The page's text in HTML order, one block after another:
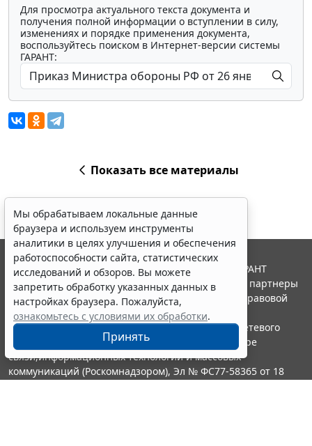
Для просмотра актуального текста документа и
получения полной информации о вступлении в силу,
изменениях и порядке применения документа,
воспользуйтесь поиском в Интернет-версии системы
ГАРАНТ:
Показать все материалы
Мы обрабатываем локальные данные
браузера и используем инструменты
аналитики в целях улучшения и обеспечения
работоспособности сайта, статистических
исследований и обзоров. Вы можете
запретить обработку указанных данных в
настройках браузера. Пожалуйста,
ознакомьтесь с условиями их обработки.
Принять
© ООО "НПП "ГАРАНТ-СЕРВИС", 2026. Система ГАРАНТ
выпускается с 1990 года. Компания "Гарант" и ее партнеры
являются участниками Российской ассоциации правовой
информации ГАРАНТ.
Портал ГАРАНТ.РУ зарегистрирован в качестве сетевого
издания Федеральной службой по надзору в сфере
связи,информационных технологий и массовых
коммуникаций (Роскомнадзором), Эл № ФС77-58365 от 18